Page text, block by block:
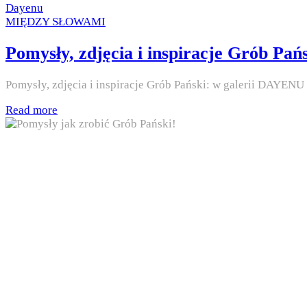
on
by
Dayenu
Posted
MIĘDZY SŁOWAMI
Pomysły, zdjęcia i inspiracje Grób
Pomysły, zdjęcia i inspiracje Grób Pański: w galerii
Read more